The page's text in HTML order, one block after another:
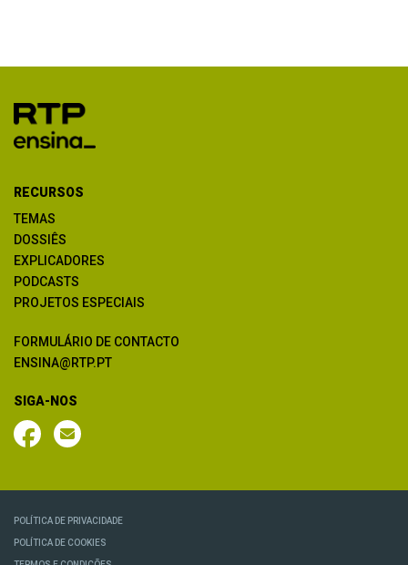
RECURSOS
TEMAS
DOSSIÊS
EXPLICADORES
PODCASTS
PROJETOS ESPECIAIS
FORMULÁRIO DE CONTACTO
ENSINA@RTP.PT
SIGA-NOS
POLÍTICA DE PRIVACIDADE
POLÍTICA DE COOKIES